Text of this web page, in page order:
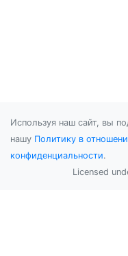
Используя наш сайт, вы
нашу Политику в
конфиденциальности.
Licensed